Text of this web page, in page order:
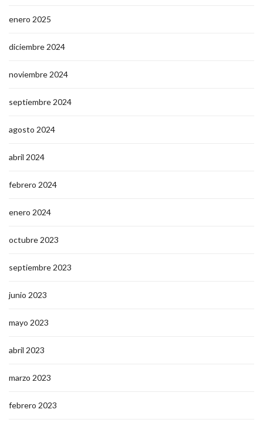
enero 2025
diciembre 2024
noviembre 2024
septiembre 2024
agosto 2024
abril 2024
febrero 2024
enero 2024
octubre 2023
septiembre 2023
junio 2023
mayo 2023
abril 2023
marzo 2023
febrero 2023